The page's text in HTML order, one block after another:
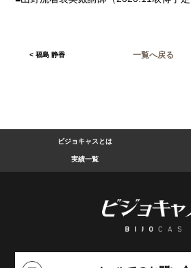
< 福島 静香 一覧へ戻る
ビジョキャスとは
実績一覧